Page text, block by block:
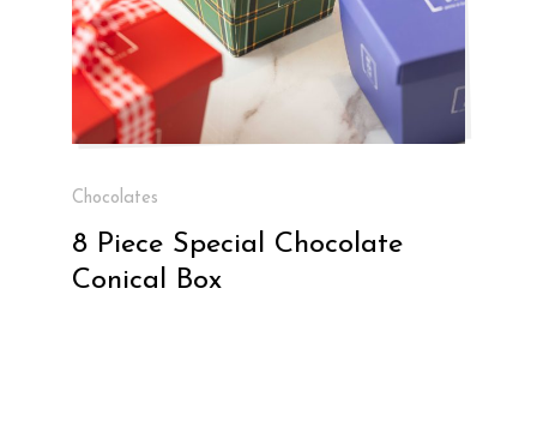
Chocolates
8 Piece Special Chocolate
Conical Box